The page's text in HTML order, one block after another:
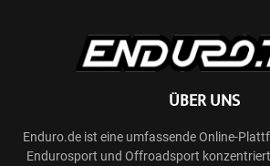
ÜBER UNS
Enduro.de ist eine umfassende Online-
Endurosport und Offroadsport